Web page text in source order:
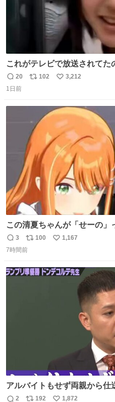
これがテレビで放送されてた
返
信
20
リ
数
102
い
数
3,212
1日前
この清夏ちゃんが「せーの
瞬何かわからず 理解した時
ってしてるリーリヤが可愛い
返
信
3
リ
ポ
ト
100
い
数
1,167
7時間前
アルバイトもせず両親から
のスネまでかじる!? ドンデコルテ銀次⚡️ 無
2 192 1,872